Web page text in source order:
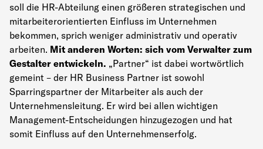
soll die HR-Abteilung einen größeren strategischen und
mitarbeiterorientierten Einfluss im Unternehmen
bekommen, sprich weniger administrativ und operativ
arbeiten. Mit anderen Worten: sich vom Verwalter zum
Gestalter entwickeln. „Partner“ ist dabei wortwörtlich
gemeint – der HR Business Partner ist sowohl
Sparringspartner der Mitarbeiter als auch der
Unternehmensleitung. Er wird bei allen wichtigen
Management-Entscheidungen hinzugezogen und hat
somit Einfluss auf den Unternehmenserfolg.